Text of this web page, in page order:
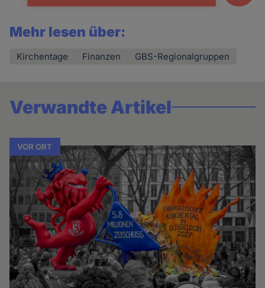
Mehr lesen über:
Kirchentage Finanzen GBS-Regionalgruppen
Verwandte Artikel
VOR ORT